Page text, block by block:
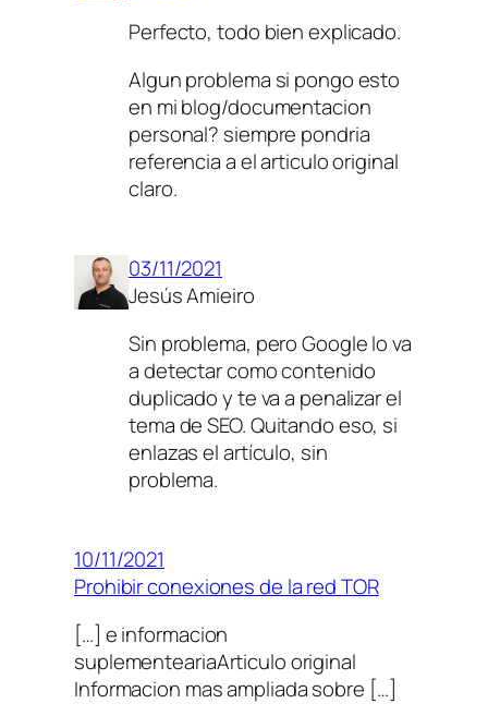
Perfecto, todo bien explicado.
Algun problema si pongo esto
en mi blog/documentacion
personal? siempre pondria
referencia a el articulo original
claro.
03/11/2021
Jesús Amieiro
Sin problema, pero Google lo va
a detectar como contenido
duplicado y te va a penalizar el
tema de SEO. Quitando eso, si
enlazas el artículo, sin
problema.
10/11/2021
Prohibir conexiones de la red TOR
[…] e informacion
suplementeariaArticulo original
Informacion mas ampliada sobre […]